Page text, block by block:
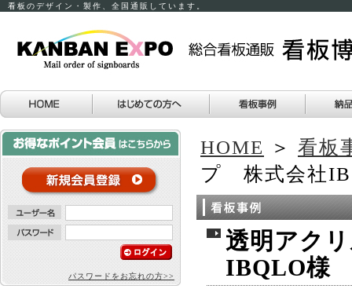
看板のデザイン・製作、全国通販しています。
HOME ＞ 看板
プ 株式会社
透明アク
IBQLO様
パスワードをお忘れの方>>